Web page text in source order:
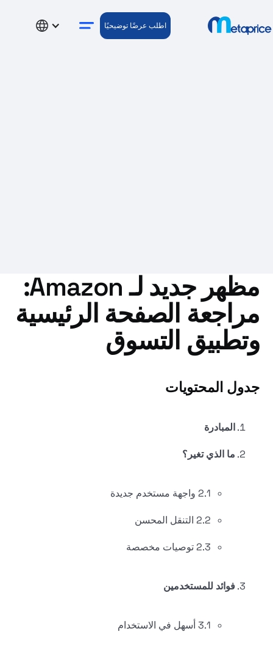
اطلب عرضًا توضيحيًا
مظهر جديد لـ Amazon:
مراجعة الصفحة الرئيسية
وتطبيق التسوق
جدول المحتويات
المبادرة
ما الذي تغير؟
2.1 واجهة مستخدم جديدة
2.2 التنقل المحسن
2.3 توصيات مخصصة
فوائد للمستخدمين
3.1 أسهل في الاستخدام